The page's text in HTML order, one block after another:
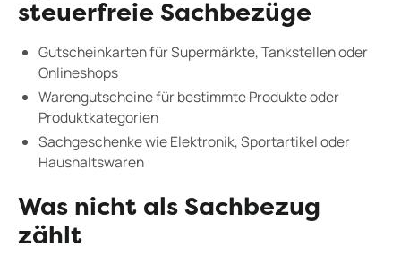
steuerfreie Sachbezüge
Gutscheinkarten für Supermärkte, Tankstellen oder
Onlineshops
Warengutscheine für bestimmte Produkte oder
Produktkategorien
Sachgeschenke wie Elektronik, Sportartikel oder
Haushaltswaren
Was nicht als Sachbezug
zählt